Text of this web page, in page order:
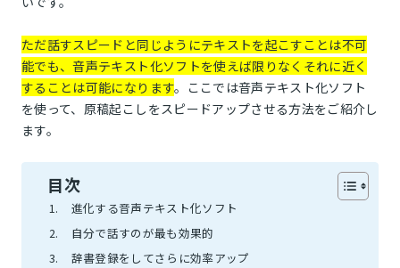
ただ話すスピードと同じようにテキストを起こすことは不可
能でも、音声テキスト化ソフトを使えば限りなくそれに近く
することは可能になります。ここでは音声テキスト化ソフト
を使って、原稿起こしをスピードアップさせる方法をご紹介し
ます。
目次
進化する音声テキスト化ソフト
自分で話すのが最も効果的
辞書登録をしてさらに効率アップ